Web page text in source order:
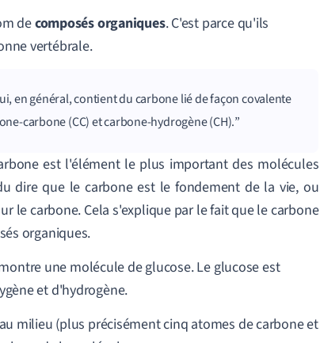
decomposés organiques. C'est parce qu'ils
vertébrale.
en général, contient du carbone lié de façon covalente
carbone (CC) et carbone-hydrogène (CH).
est l'élément le plus important des molécules
dire que le carbone est le fondement de la vie, ou
le carbone. Cela s'explique par le fait que le carbone
organiques.
une molécule de glucose. Le glucose est
et d'hydrogène.
milieu (plus précisément cinq atomes de carbone et